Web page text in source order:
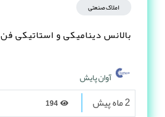
املاک صنعتی
بالانس دینامیکی و استاتیکی فن
آوان پایش
2 ماه پیش